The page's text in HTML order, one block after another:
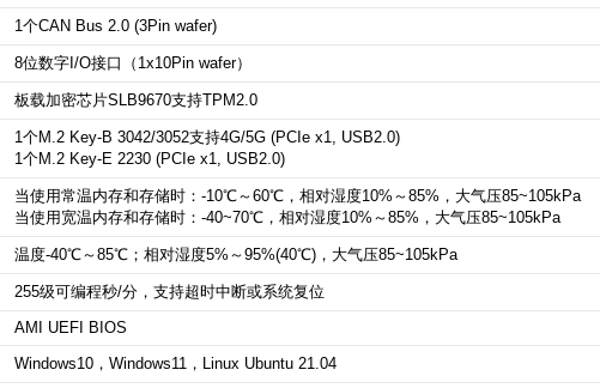
1个CAN Bus 2.0 (3Pin wafer)
8位数字I/O接口（1x10Pin wafer）
板载加密芯片SLB9670支持TPM2.0
1个M.2 Key-B 3042/3052支持4G/5G (PCIe x1, USB2.0)
1个M.2 Key-E 2230 (PCIe x1, USB2.0)
当使用常温内存和存储时：-10℃～60℃，相对湿度10%～85%，大气压85~105kPa
当使用宽温内存和存储时：-40~70℃，相对湿度10%～85%，大气压85~105kPa
温度-40℃～85℃；相对湿度5%～95%(40℃)，大气压85~105kPa
255级可编程秒/分，支持超时中断或系统复位
AMI UEFI BIOS
Windows10，Windows11，Linux Ubuntu 21.04